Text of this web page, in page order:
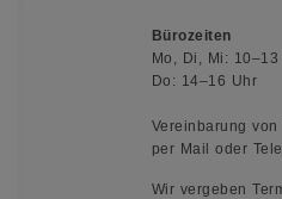
Bürozeiten
Mo, Di, Mi:
Do: 14–16 Uhr
Vereinbarung
per Mail oder
Wir vergeben